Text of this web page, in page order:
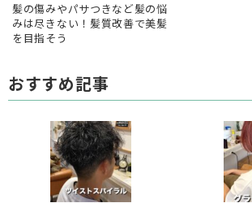
髪の傷みやパサつきなど髪の悩
みは尽きない！髪質改善で美髪
を目指そう
おすすめ記事